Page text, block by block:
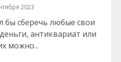
2023
бы сберечь любые свои
антиквариат или
можно...